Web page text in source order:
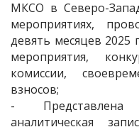
МКСО в Северо-
мероприятиях,
девять месяцев 2025
мероприятия,
комиссии,
взносов;
- Представлена
аналитическая